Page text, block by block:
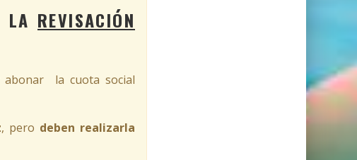
LA REVISACIÓN
abonar la cuota social
, pero deben realizarla